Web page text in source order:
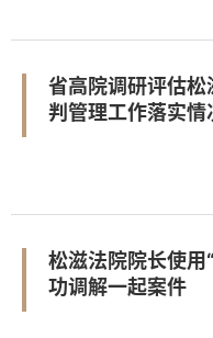
省高院调研评估
判管理工作落实情
松滋法院院长使用
功调解一起案件